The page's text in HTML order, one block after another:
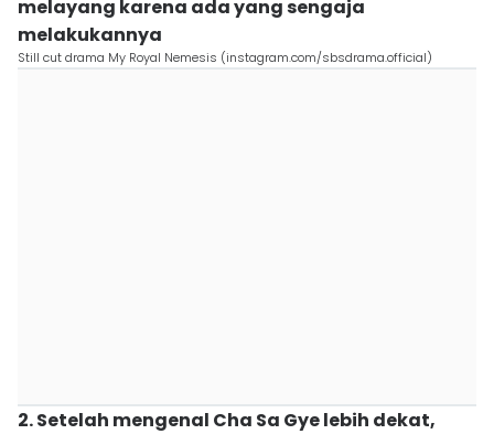
melayang karena ada yang sengaja
melakukannya
Still cut drama My Royal Nemesis (instagram.com/sbsdrama.official)
2. Setelah mengenal Cha Sa Gye lebih dekat,